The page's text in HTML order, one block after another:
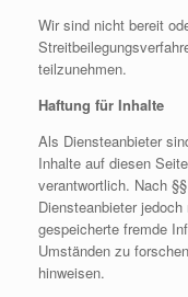
Wir sind nicht bereit
teilzunehmen.
Haftung für Inhalte
Als Diensteanbieter
Inhalte auf diesen
verantwortlich. Nach
Diensteanbieter
gespeicherte fremde
Umständen zu
hinweisen.